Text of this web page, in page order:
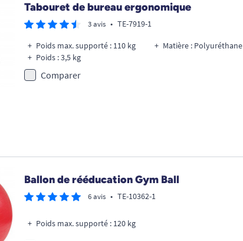
Tabouret de bureau ergonomique
3 avis • TE-7919-1
Poids max. supporté : 110 kg
Poids : 3,5 kg
Matière : Polyuréthane
Comparer
Ballon de rééducation Gym Ball
6 avis • TE-10362-1
Poids max. supporté : 120 kg